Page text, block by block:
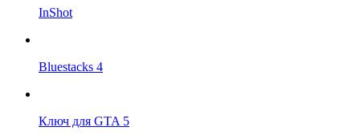
InShot
Bluestacks 4
Ключ для GTA 5